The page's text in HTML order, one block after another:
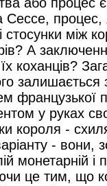
Сессе, процес,
стосунки між
А
їх коханців?
залишається
французької
у руках
короля -
- вони,
монетарній і
це тим, що